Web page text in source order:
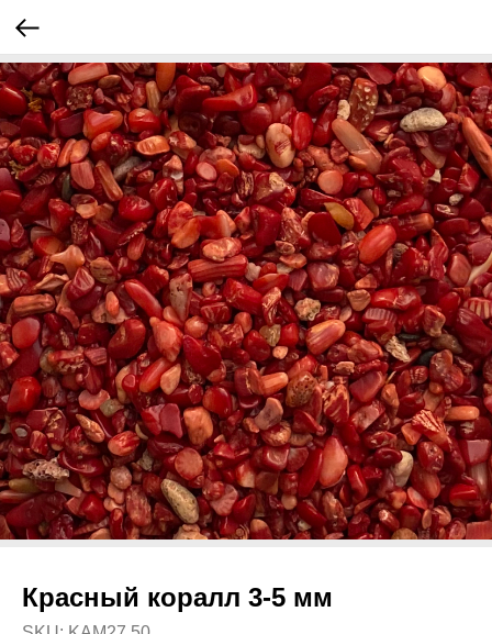
Красный коралл 3-5 мм